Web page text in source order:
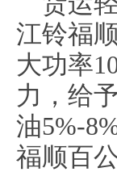
江铃福
大功率
力，给
油5%-
福顺百